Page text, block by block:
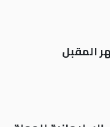
المقبل